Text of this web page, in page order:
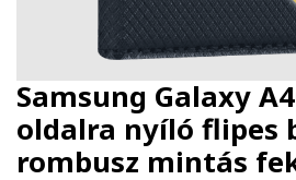
Samsung Galaxy
oldalra nyíló flipes
rombusz mintás